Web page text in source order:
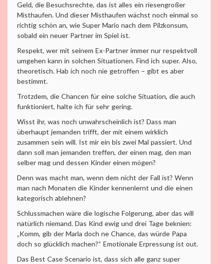
Geld, die Besuchsrechte, das ist alles ein riesengroßer
Misthaufen. Und dieser Misthaufen wächst noch einmal so
richtig schön an, wie Super Mario nach dem Pilzkonsum,
sobald ein neuer Partner im Spiel ist.
Respekt, wer mit seinem Ex-Partner immer nur respektvoll
umgehen kann in solchen Situationen. Find ich super. Also,
theoretisch. Hab ich noch nie getroffen – gibt es aber
bestimmt.
Trotzdem, die Chancen für eine solche Situation, die auch
funktioniert, halte ich für sehr gering.
Wisst ihr, was noch unwahrscheinlich ist? Dass man
überhaupt jemanden trifft, der mit einem wirklich
zusammen sein will. Ist mir ein bis zwei Mal passiert. Und
dann soll man jemanden treffen, der einen mag, den man
selber mag und dessen Kinder einen mögen?
Denn was macht man, wenn dem nicht der Fall ist? Wenn
man nach Monaten die Kinder kennenlernt und die einen
kategorisch ablehnen?
Schlussmachen wäre die logische Folgerung, aber das will
natürlich niemand. Das Kind ewig und drei Tage beknien:
„Komm, gib der Marla doch ne Chance, das würde Papa
doch so glücklich machen?“ Emotionale Erpressung ist out.
Das Best Case Scenario ist, dass sich alle ganz super